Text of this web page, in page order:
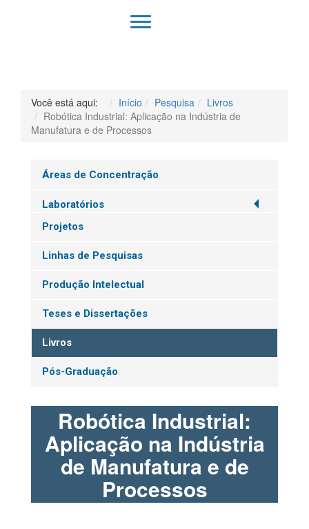
QUEM SOMOS
Você está aqui: Início Pesquisa
Livros
Robótica Industrial: Aplicação na Indústria de
Manufatura e de Processos
Áreas de Concentração
Laboratórios
Projetos
Linhas de Pesquisas
Produção Intelectual
Teses e Dissertações
Livros
Pós-Graduação
Robótica Industrial:
Aplicação na Indústria
de Manufatura e de
Processos